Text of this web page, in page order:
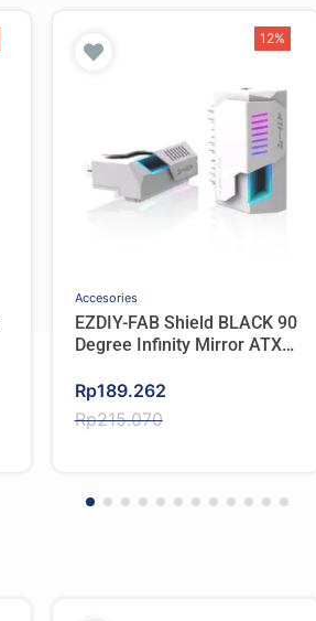
12%
Accesories
EZDIY-FAB Shield BLACK 90
Degree Infinity Mirror ATX
3pin ARGB – WHITE
Rp215.070
Original
price
Rp189.262
Current
price